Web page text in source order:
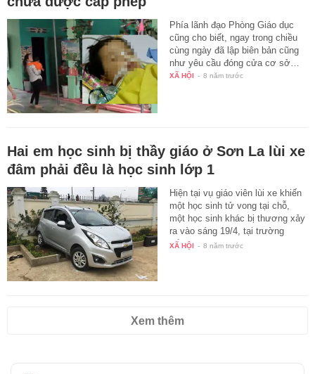
Phía lãnh đạo Phòng Giáo dục
cũng cho biết, ngay trong chiều
cùng ngày đã lập biên bản cũng
như yêu cầu đóng cửa cơ sở…
XÃ HỘI - 8 năm trước
Hai em học sinh bị thầy giáo ở Sơn La lùi xe
đâm phải đều là học sinh lớp 1
Hiện tại vụ giáo viên lùi xe khiến
một học sinh tử vong tại chỗ,
một học sinh khác bị thương xảy
ra vào sáng 19/4, tại trường
tiểu…
XÃ HỘI - 8 năm trước
Xem thêm